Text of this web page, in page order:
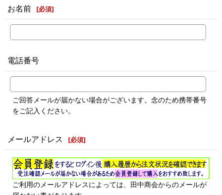
お名前 [必須]
電話番号
ご回答メールが届かない場合がございます。念のため携帯番号
をご記入ください。
メールアドレス [必須]
ご利用のメールアドレスによっては、田中商会からのメールが